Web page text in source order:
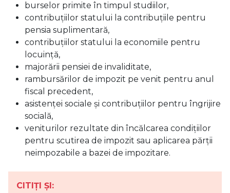
burselor primite în timpul studiilor,
contribuțiilor statului la contribuțiile pentru
pensia suplimentară,
contribuțiilor statului la economiile pentru
locuință,
majorării pensiei de invaliditate,
rambursărilor de impozit pe venit pentru anul
fiscal precedent,
asistenței sociale și contribuțiilor pentru îngrijire
socială,
veniturilor rezultate din încălcarea condițiilor
pentru scutirea de impozit sau aplicarea părții
neimpozabile a bazei de impozitare.
CITIȚI ȘI: